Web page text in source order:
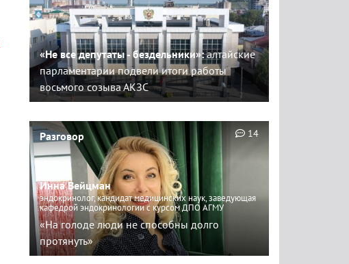
«Не все депутаты - бездельники»:алтайские
парламентарии подвели итоги работы
восьмого созыва АКЗС
Разговор
Инна Вейцман
эндокринолог, кандидат медицинских наук, заведующая
кафедрой эндокринологии с курсом ДПО АГМУ
«На голоде люди не способны долго
протянуть»
14